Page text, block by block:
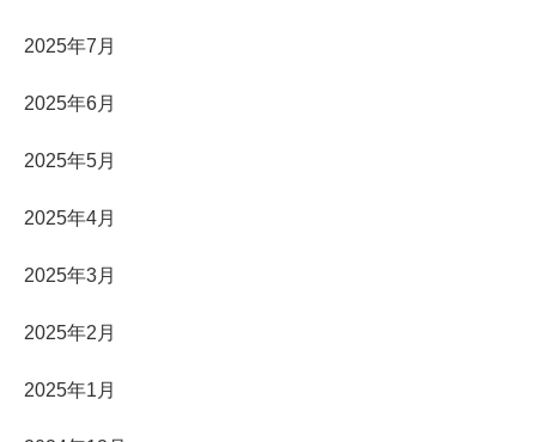
2025年7月
2025年6月
2025年5月
2025年4月
2025年3月
2025年2月
2025年1月